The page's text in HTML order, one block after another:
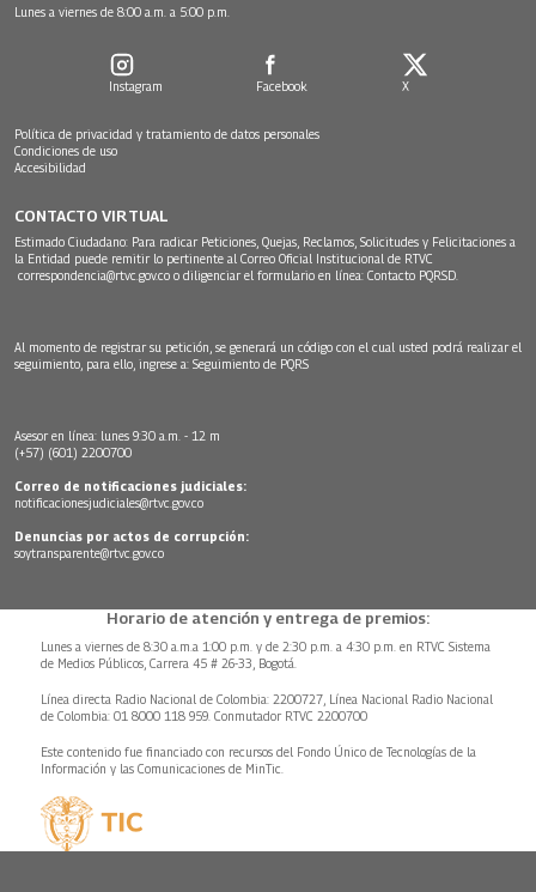
Lunes a viernes de 8:00 a.m. a 5:00 p.m.
Instagram Facebook X
Política de privacidad y tratamiento de datos personales
Condiciones de uso
Accesibilidad
CONTACTO VIRTUAL
Estimado Ciudadano: Para radicar Peticiones, Quejas, Reclamos, Solicitudes y Felicitaciones a
la Entidad puede remitir lo pertinente al Correo Oficial Institucional de RTVC
correspondencia@rtvc.gov.co o diligenciar el formulario en línea: Contacto PQRSD.
Al momento de registrar su petición, se generará un código con el cual usted podrá realizar el
seguimiento, para ello, ingrese a: Seguimiento de PQRS
Asesor en línea: lunes 9:30 a.m. - 12 m
(+57) (601) 2200700
Correo de notificaciones judiciales:
notificacionesjudiciales@rtvc.gov.co
Denuncias por actos de corrupción:
soytransparente@rtvc.gov.co
Horario de atención y entrega de premios:
Lunes a viernes de 8:30 a.m.a 1:00 p.m. y de 2:30 p.m. a 4:30 p.m. en RTVC Sistema
de Medios Públicos, Carrera 45 # 26-33, Bogotá.
Línea directa Radio Nacional de Colombia: 2200727, Línea Nacional Radio Nacional
de Colombia: 01 8000 118 959. Conmutador RTVC 2200700
Este contenido fue financiado con recursos del Fondo Único de Tecnologías de la
Información y las Comunicaciones de MinTic.